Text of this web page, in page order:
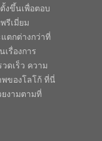
งขึ้นเพื่อตอบ
รีเมี่ยม
ตกต่างกว่าที่
เรื่องการ
ดเร็ว ความ
ของโลโก้ ที่นี่
งามตามที่